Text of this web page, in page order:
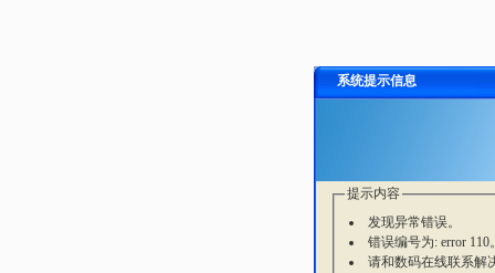
系统提示信息
提示内容
发现异常错误。
错误编号为: error 110
请和数码在线联系解